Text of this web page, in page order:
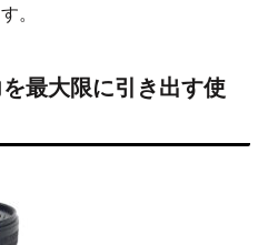
。
最大限に引き出す使